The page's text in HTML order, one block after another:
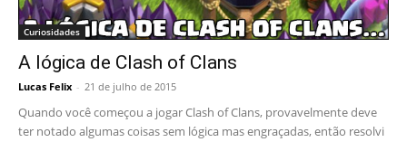
Curiosidades
A lógica de Clash of Clans
Lucas Felix - 21 de julho de 2015
Quando você começou a jogar Clash of Clans, provavelmente deve
ter notado algumas coisas sem lógica mas engraçadas, então resolvi